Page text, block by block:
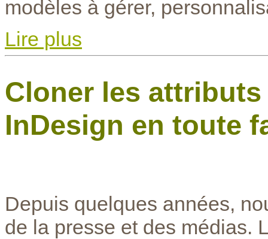
modèles à gérer,
Lire plus
Cloner les attributs
InDesign en toute
Depuis quelques années,
de la presse et des médias.